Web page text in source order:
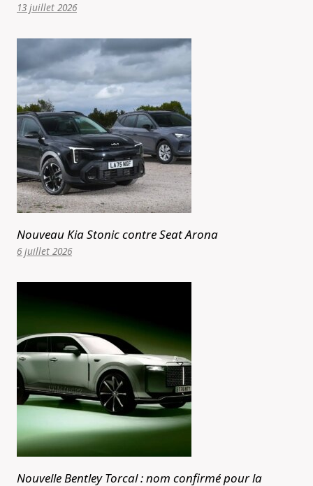
13 juillet 2026
Nouveau Kia Stonic contre Seat Arona
6 juillet 2026
Nouvelle Bentley Torcal : nom confirmé pour la